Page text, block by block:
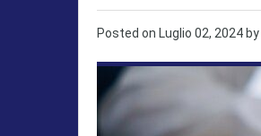
Posted on Luglio 02, 2024 by